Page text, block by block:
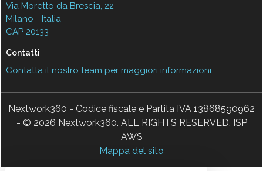
Via Moretto da Brescia, 22
Milano - Italia
CAP 20133
Contatti
Contatta il nostro team per maggiori informazioni
Nextwork360 - Codice fiscale e Partita IVA 13868590962
- © 2026 Nextwork360. ALL RIGHTS RESERVED. ISP
AWS
Mappa del sito